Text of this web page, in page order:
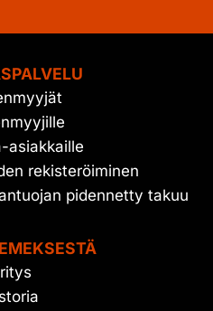
asiakkaille
rekisteröiminen
pidennetty takuu